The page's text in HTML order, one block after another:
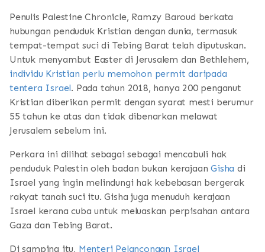
Penulis Palestine Chronicle, Ramzy Baroud berkata
hubungan penduduk Kristian dengan dunia, termasuk
tempat-tempat suci di Tebing Barat telah diputuskan.
Untuk menyambut Easter di Jerusalem dan Bethlehem,
individu Kristian perlu memohon permit daripada
tentera Israel. Pada tahun 2018, hanya 200 penganut
Kristian diberikan permit dengan syarat mesti berumur
55 tahun ke atas dan tidak dibenarkan melawat
Jerusalem sebelum ini.
Perkara ini dilihat sebagai sebagai mencabuli hak
penduduk Palestin oleh badan bukan kerajaanGisha di
Israel yang ingin melindungi hak kebebasan bergerak
rakyat tanah suci itu. Gisha juga menuduh kerajaan
Israel kerana cuba untuk meluaskan perpisahan antara
Gaza dan Tebing Barat.
Di samping itu, Menteri Pelancongan Israel